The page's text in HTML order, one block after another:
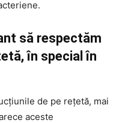
să respectăm
în special în
de pe rețetă, mai
aceste